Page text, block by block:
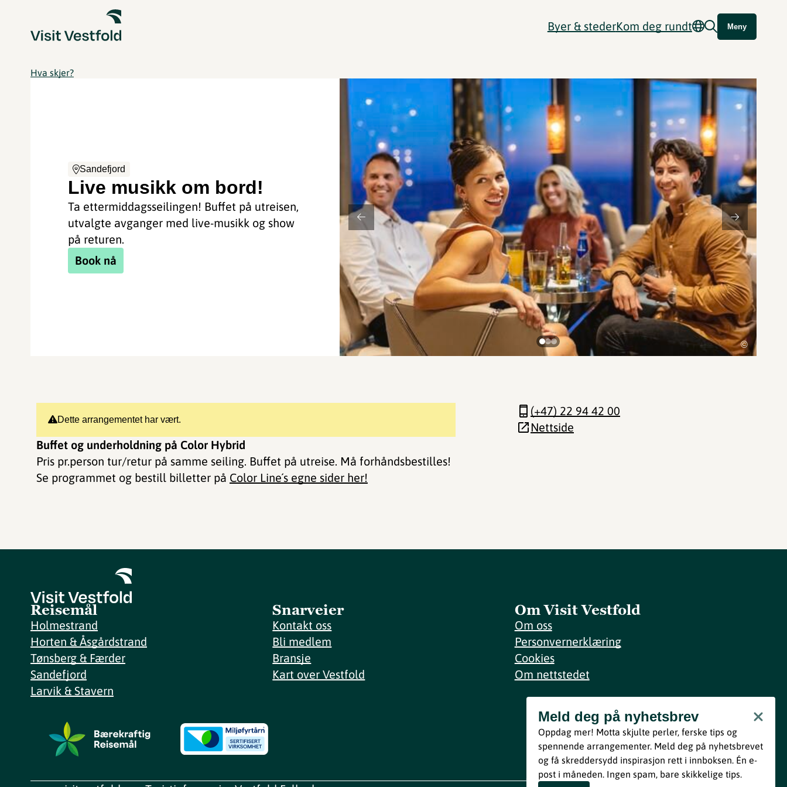
Byer & stederKom deg rundt Meny
Hva skjer?
Sandefjord
Live musikk om bord!
Ta ettermiddagsseilingen! Buffet på utreisen,
utvalgte avganger med live-musikk og show
på returen.
Book nå
©
Dette arrangementet har vært.
Buffet og underholdning på Color Hybrid
Pris pr.person tur/retur på samme seiling. Buffet på utreise. Må forhåndsbestilles!
Se programmet og bestill billetter på Color Line´s egne sider her!
(+47) 22 94 42 00
Nettside
Reisemål
Holmestrand
Horten & Åsgårdstrand
Tønsberg & Færder
Sandefjord
Larvik & Stavern
Snarveier
Kontakt oss
Bli medlem
Bransje
Kart over Vestfold
Om Visit Vestfold
Om oss
Personvernerklæring
Cookies
Om nettstedet
Meld deg på nyhetsbrev
Bli med
Ved å melde deg inn godtar du våre vilkår i henhold til vår
personvernerklæring.
Meld deg på nyhetsbrev
Oppdag mer! Motta skjulte perler, ferske tips og
spennende arrangementer. Meld deg på nyhetsbrevet
og få skreddersydd inspirasjon rett i innboksen. Én e-
post i måneden. Ingen spam, bare skikkelige tips.